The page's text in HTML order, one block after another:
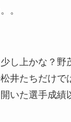
。
し上かな？野
井たちだけで
いた選手成績